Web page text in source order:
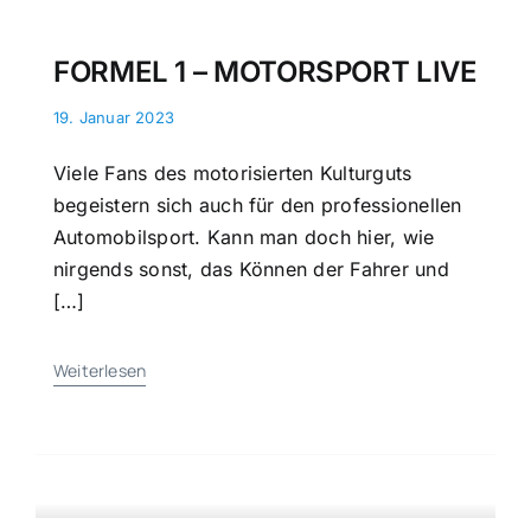
FORMEL 1 – MOTORSPORT LIVE
19. Januar 2023
Viele Fans des motorisierten Kulturguts
begeistern sich auch für den professionellen
Automobilsport. Kann man doch hier, wie
nirgends sonst, das Können der Fahrer und
[…]
Weiterlesen